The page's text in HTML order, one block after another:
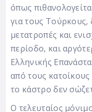
όπως
για τους Τούρκους,
μετατροπές και
περίοδο, και
Ελληνικής
από τους
το κάστρο δεν
Ο τελευταίος